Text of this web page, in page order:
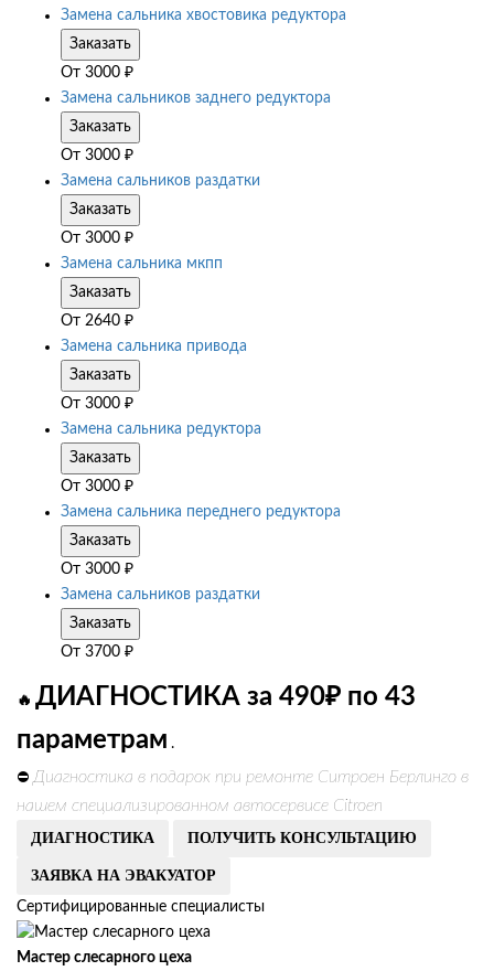
Замена сальника хвостовика редуктора
Заказать
От 3000 ₽
Замена сальников заднего редуктора
Заказать
От 3000 ₽
Замена сальников раздатки
Заказать
От 3000 ₽
Замена сальника мкпп
Заказать
От 2640 ₽
Замена сальника привода
Заказать
От 3000 ₽
Замена сальника редуктора
Заказать
От 3000 ₽
Замена сальника переднего редуктора
Заказать
От 3000 ₽
Замена сальников раздатки
Заказать
От 3700 ₽
🔥 ДИАГНОСТИКА за 490₽ по 43
параметрам .
⛔ Диагностика в подарок при ремонте Ситроен Берлинго в
нашем специализированном автосервисе Citroen
ДИАГНОСТИКА ПОЛУЧИТЬ КОНСУЛЬТАЦИЮ
ЗАЯВКА НА ЭВАКУАТОР
Сертифицированные специалисты
Мастер слесарного цеха